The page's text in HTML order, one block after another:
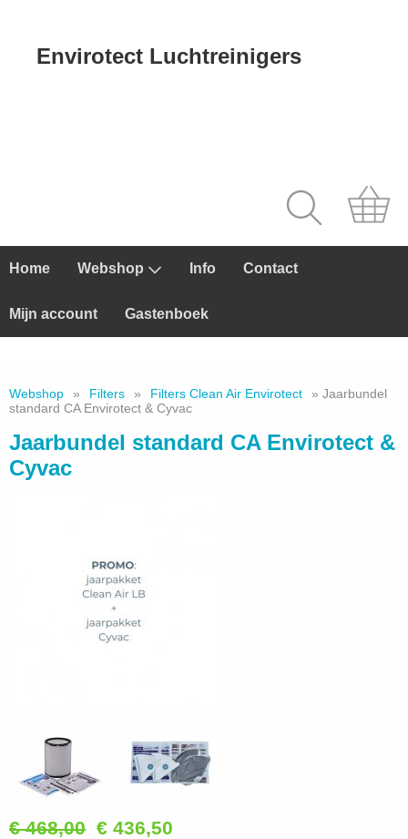
Envirotect Luchtreinigers
Home Webshop Info Contact
Mijn account Gastenboek
Webshop » Filters » Filters Clean Air Envirotect
» Jaarbundel
standard CA Envirotect & Cyvac
Jaarbundel standard CA Envirotect &
Cyvac
€ 468,00 € 436,50